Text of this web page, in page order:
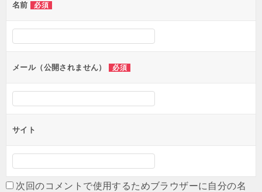
ー
シ
ン
名前 必須
メール（公開されません） 必須
サイト
次回のコメントで使用するためブラウザーに自分の名